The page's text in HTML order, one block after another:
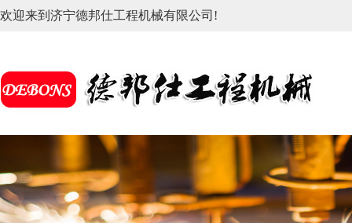
欢迎来到济宁德邦仕工程机械有限公司!